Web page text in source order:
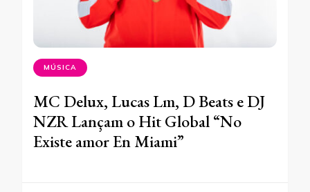
MÚSICA
MC Delux, Lucas Lm, D Beats e DJ
NZR Lançam o Hit Global “No
Existe amor En Miami”